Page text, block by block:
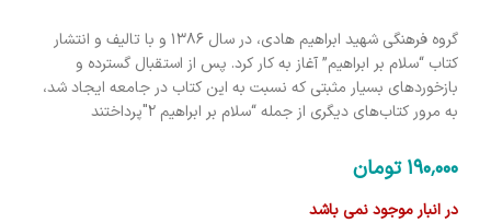
گروه فرهنگی شهید ابراهیم هادی، در سال 1386 و با تالیف و انتشار
کتاب “سلام بر ابراهیم” آغاز به کار کرد. پس از استقبال گسترده و
بازخوردهای بسیار مثبتی که نسبت به این کتاب در جامعه ایجاد شد،
به مرور کتاب‌های دیگری از جمله “سلام بر ابراهیم 2″پرداختند
190٬000 تومان
در انبار موجود نمی باشد